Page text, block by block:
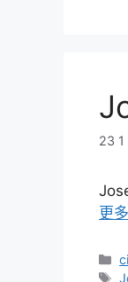
23 1
更多